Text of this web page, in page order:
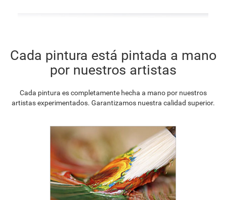
Cada pintura está pintada a mano
por nuestros artistas
Cada pintura es completamente hecha a mano por nuestros
artistas experimentados. Garantizamos nuestra calidad superior.